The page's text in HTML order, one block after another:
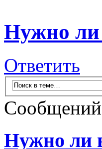
Нужно ли
Ответить
Нужно ли